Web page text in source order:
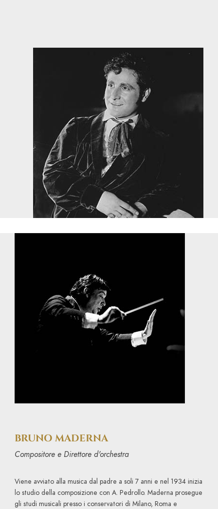
BRUNO MADERNA
Compositore e Direttore d'orchestra
Viene avviato alla musica dal padre a soli 7 anni e nel 1934 inizia
lo studio della composizione con A. Pedrollo. Maderna prosegue
gli studi musicali presso i conservatori di Milano, Roma e